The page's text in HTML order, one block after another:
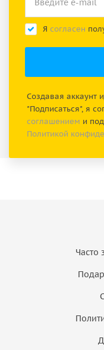
Я согласен
Создавая аккаунт
"Подписаться", я
соглашением и
Политикой
Часто